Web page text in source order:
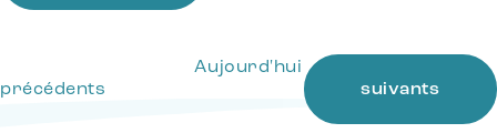
Évènements
précédents
Aujourd'hui
Évènements
suivants